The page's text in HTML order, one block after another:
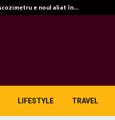
e noul aliat în…
LIFESTYLE TRAVEL